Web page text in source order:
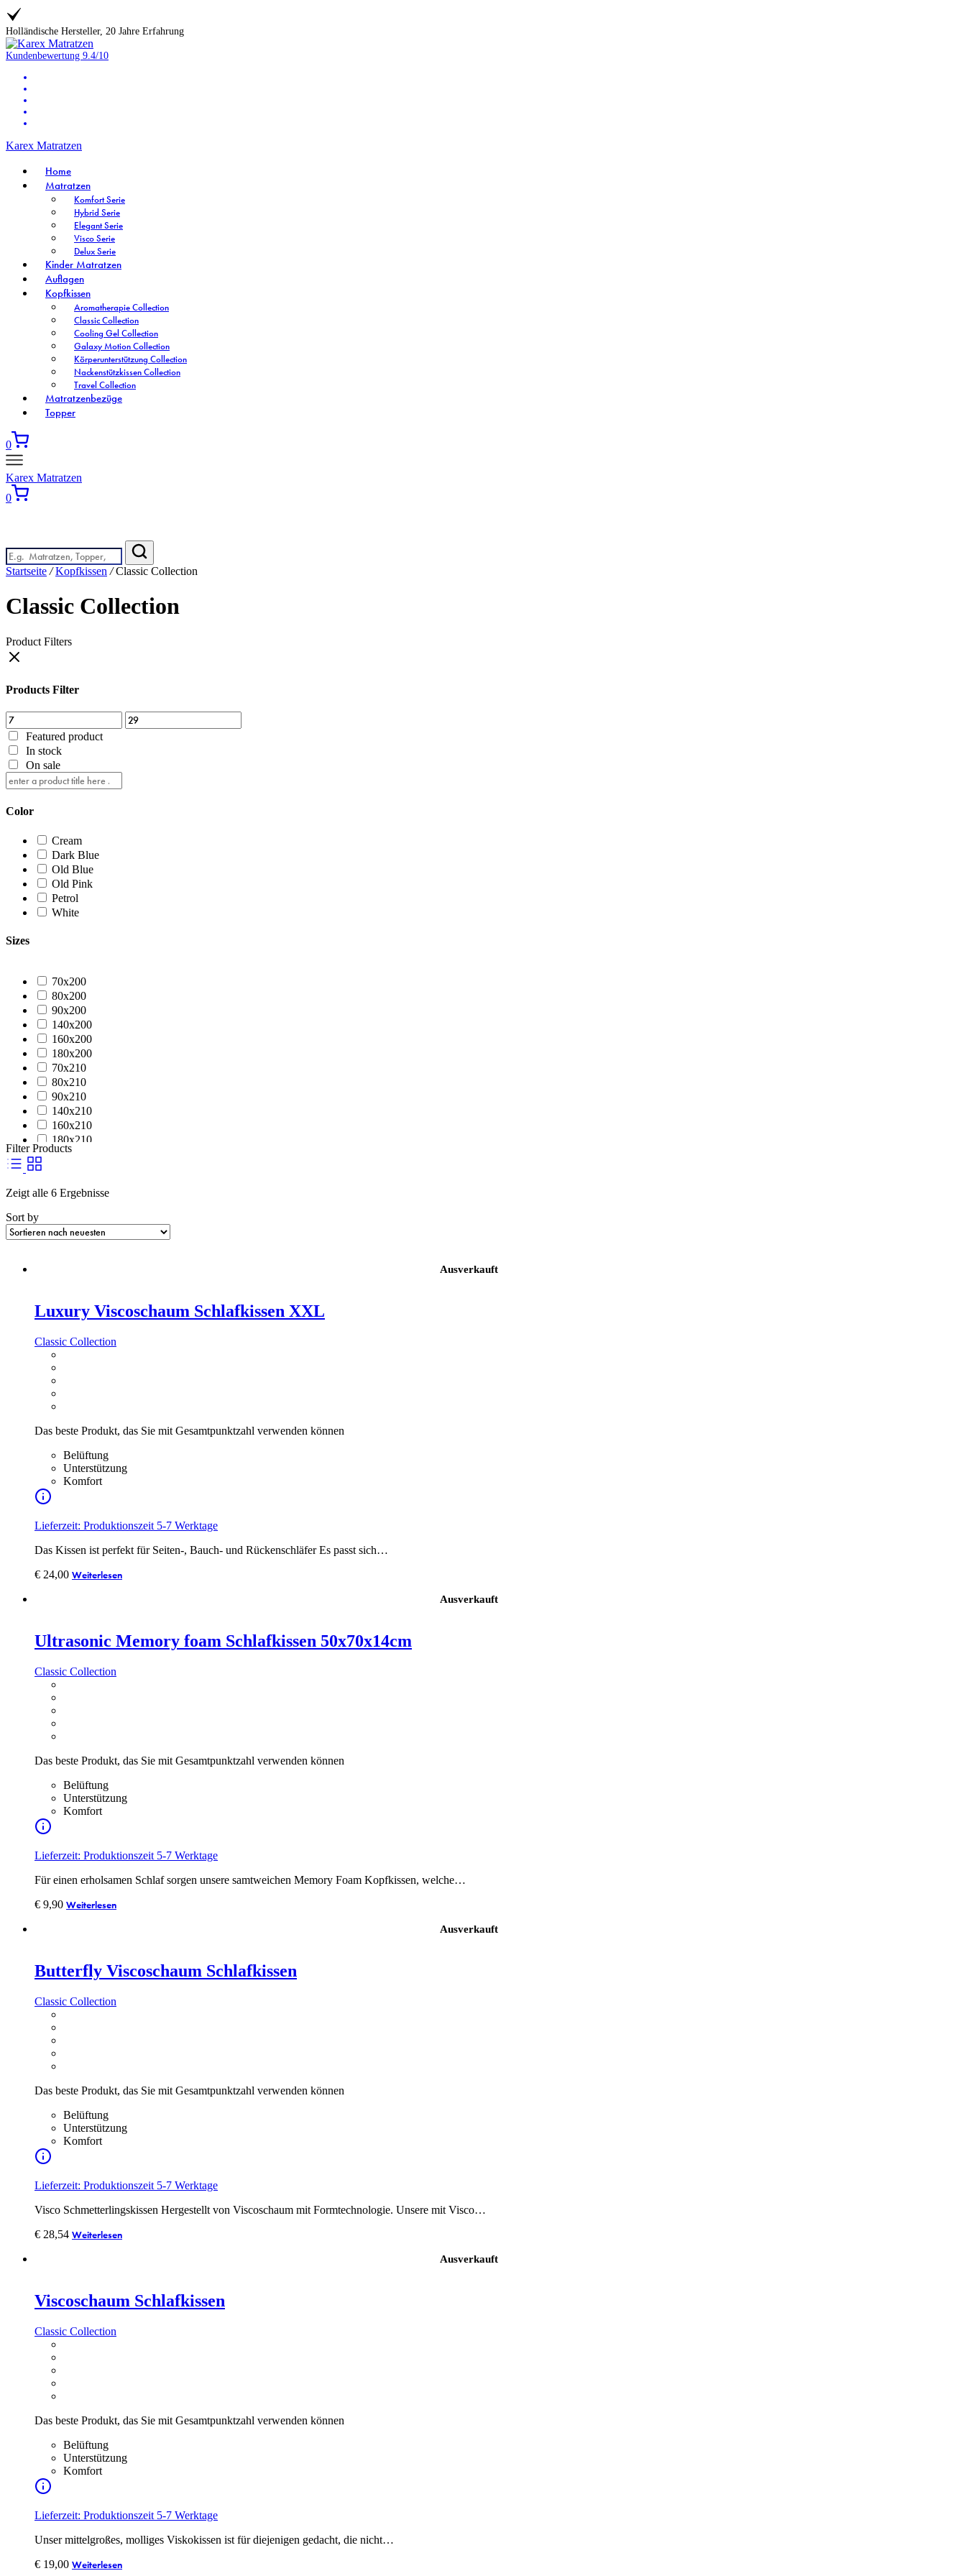
Holländische Hersteller, 20 Jahre Erfahrung
Kundenbewertung 9.4/10
Karex Matratzen
Home
Matratzen
Komfort Serie
Hybrid Serie
Elegant Serie
Visco Serie
Delux Serie
Kinder Matratzen
Auflagen
Kopfkissen
Aromatherapie Collection
Classic Collection
Cooling Gel Collection
Galaxy Motion Collection
Körperunterstützung Collection
Nackenstützkissen Collection
Travel Collection
Matratzenbezüge
Topper
0
Karex Matratzen
0
Startseite / Kopfkissen /Classic Collection
Classic Collection
Product Filters
Products Filter
Featured product
In stock
On sale
Color
Cream
Dark Blue
Old Blue
Old Pink
Petrol
White
Sizes
70x200
80x200
90x200
140x200
160x200
180x200
70x210
80x210
90x210
140x210
160x210
180x210
70x220
140x220
180x220
Filter Products
Zeigt alle 6 Ergebnisse
Sort by
Ausverkauft
Luxury Viscoschaum Schlafkissen XXL
Classic Collection
Das beste Produkt, das Sie mit Gesamtpunktzahl verwenden können
Belüftung
Unterstützung
Komfort
Lieferzeit: Produktionszeit 5-7 Werktage
Das Kissen ist perfekt für Seiten-, Bauch- und Rückenschläfer Es passt sich…
€ 24,00 Weiterlesen
Ausverkauft
Ultrasonic Memory foam Schlafkissen 50x70x14cm
Classic Collection
Das beste Produkt, das Sie mit Gesamtpunktzahl verwenden können
Belüftung
Unterstützung
Komfort
Lieferzeit: Produktionszeit 5-7 Werktage
Für einen erholsamen Schlaf sorgen unsere samtweichen Memory Foam Kopfkissen, welche…
€ 9,90 Weiterlesen
Ausverkauft
Butterfly Viscoschaum Schlafkissen
Classic Collection
Das beste Produkt, das Sie mit Gesamtpunktzahl verwenden können
Belüftung
Unterstützung
Komfort
Lieferzeit: Produktionszeit 5-7 Werktage
Visco Schmetterlingskissen Hergestellt von Viscoschaum mit Formtechnologie. Unsere mit Visco…
€ 28,54 Weiterlesen
Ausverkauft
Viscoschaum Schlafkissen
Classic Collection
Das beste Produkt, das Sie mit Gesamtpunktzahl verwenden können
Belüftung
Unterstützung
Komfort
Lieferzeit: Produktionszeit 5-7 Werktage
Unser mittelgroßes, molliges Viskokissen ist für diejenigen gedacht, die nicht…
€ 19,00 Weiterlesen